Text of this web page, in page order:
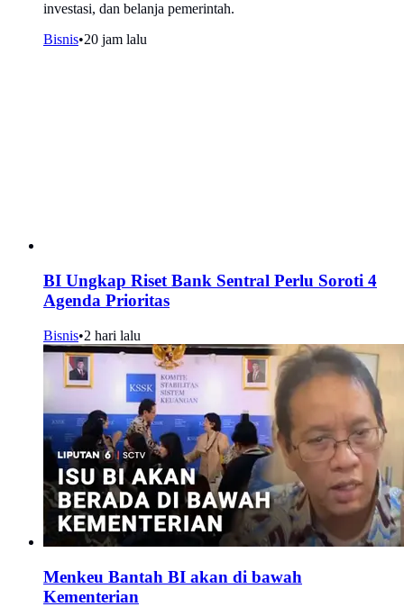
investasi, dan belanja pemerintah.
Bisnis•20 jam lalu
BI Ungkap Riset Bank Sentral Perlu Soroti 4
Agenda Prioritas
Bisnis•2 hari lalu
Menkeu Bantah BI akan di bawah
Kementerian